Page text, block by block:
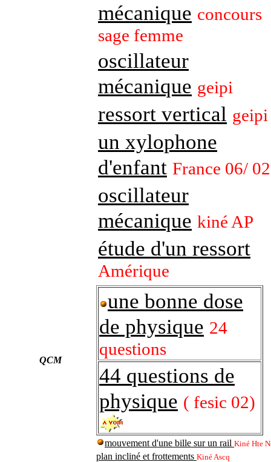
mécanique concours
sage femme
oscillateur
mécanique geipi
ressort vertical geipi
un xylophone
d'enfant France 06/ 02
oscillateur
mécanique kiné AP
étude d'un ressort
Amérique
QCM
une bonne dose
de physique 24
questions
44 questions de
physique ( fesic 02)
mouvement d'une bille sur un rail Kiné Hte
plan incliné et frottements Kiné Ascq